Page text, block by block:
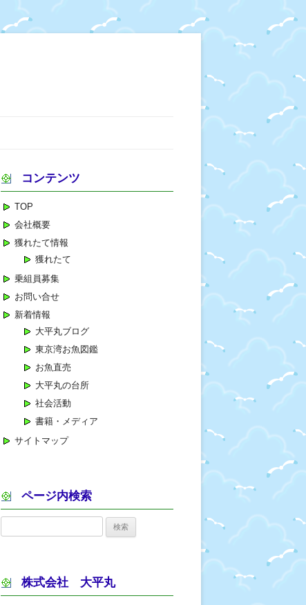
コンテンツ
TOP
会社概要
獲れたて情報
獲れたて
乗組員募集
お問い合せ
新着情報
大平丸ブログ
東京湾お魚図鑑
お魚直売
大平丸の台所
社会活動
書籍・メディア
サイトマップ
ページ内検索
株式会社 大平丸